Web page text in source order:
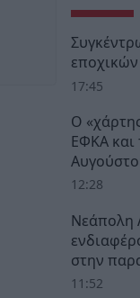
17:45
Ο
ΕΦΚΑ και
12:28
Νεάπολη
στην
11:52